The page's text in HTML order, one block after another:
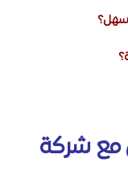
مع شركة